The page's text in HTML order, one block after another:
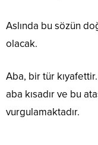
Aslında bu sözün
olacak.
Aba, bir tür
aba kısadır ve bu
vurgulamaktadır.